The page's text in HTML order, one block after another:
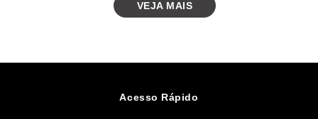
VEJA MAIS
Acesso Rápido